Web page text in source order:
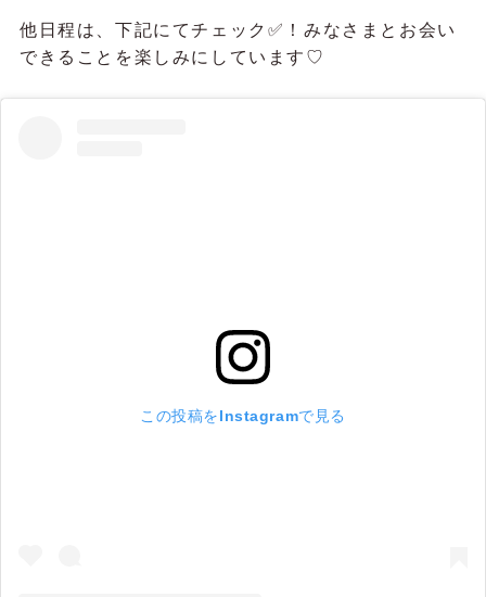
他日程は、下記にてチェック✅！みなさまとお会い
できることを楽しみにしています♡
この投稿をInstagramで見る